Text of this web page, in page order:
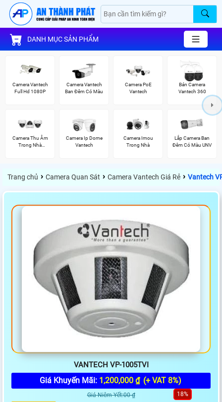
DANH MỤC SẢN PHẨM
Camera Vantech
Full Hd 1080P
Camera Vantech
Ban Đêm Có Màu
Camera PoE
Vantech
Bán Camera
Vantech 360
Camera Thu Âm
Trong Nhà
Camera Ip Dome
Vantech
Camera Imou
Trong Nhà
Lắp Camera Ban
Đêm Có Màu UNV
Trang chủ › Camera Quan Sát › Camera Vantech Giá Rẻ › Vantech
VANTECH VP-1005TVI
Giá Khuyến Mãi: 1,200,000 ₫ (+ VAT 8%)
Giá Niêm Yết:00 ₫ 18%